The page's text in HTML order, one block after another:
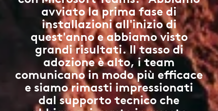
avviato la prima fase di
installazioni all'inizio di
quest'anno e abbiamo visto
grandi risultati. Il tasso di
adozione è alto, i team
comunicano in modo più efficace
e siamo rimasti impressionati
dal supporto tecnico che